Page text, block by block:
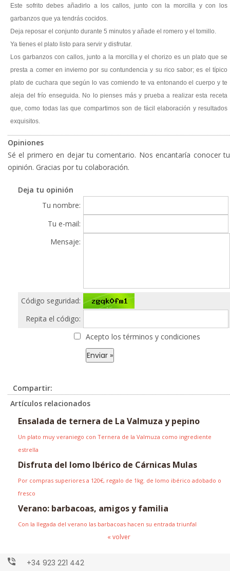
Este sofrito debes añadirlo a los callos, junto con la morcilla y con los
garbanzos que ya tendrás cocidos.
Deja reposar el conjunto durante 5 minutos y añade el romero y el tomillo.
Ya tienes el plato listo para servir y disfrutar.
Los garbanzos con callos, junto a la morcilla y el chorizo es un plato que se
presta a comer en invierno por su contundencia y su rico sabor; es el típico
plato de cuchara que según lo vas comiendo te va entonando el cuerpo y te
aleja del frío enseguida. No lo pienses más y prueba a realizar esta receta
que, como todas las que compartimos son de fácil elaboración y resultados
exquisitos.
Opiniones
Sé el primero en dejar tu comentario. Nos encantaría conocer tu
opinión. Gracias por tu colaboración.
Deja tu opinión
Tu nombre:
Tu e-mail:
Mensaje:
Código seguridad:
Repita el código:
Acepto los términos y condiciones
Compartir:
Artículos relacionados
Ensalada de ternera de La Valmuza y pepino
Un plato muy veraniego con Ternera de la Valmuza como ingrediente
estrella
Disfruta del lomo Ibérico de Cárnicas Mulas
Por compras superiores a 120€, regalo de 1kg. de lomo ibérico adobado o
fresco
Verano: barbacoas, amigos y familia
Con la llegada del verano las barbacoas hacen su entrada triunfal
« volver
Paseo Torres Villarroel, 2
+34 923 221 442